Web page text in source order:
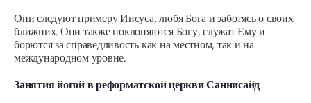
Они следуют примеру Иисуса, любя Бога и заботясь о своих
ближних. Они также поклоняются Богу, служат Ему и
борются за справедливость как на местном, так и на
международном уровне.
Занятия йогой в реформатской церкви Саннисайд